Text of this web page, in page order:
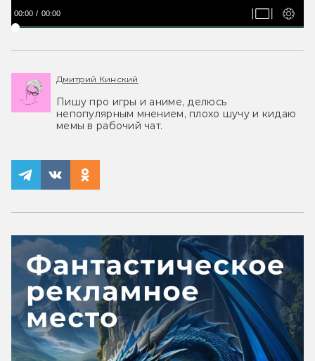
00:00 00:00
Дмитрий Кинский
Пишу про игры и аниме, делюсь
непопулярным мнением, плохо шучу и кидаю
мемы в рабочий чат.